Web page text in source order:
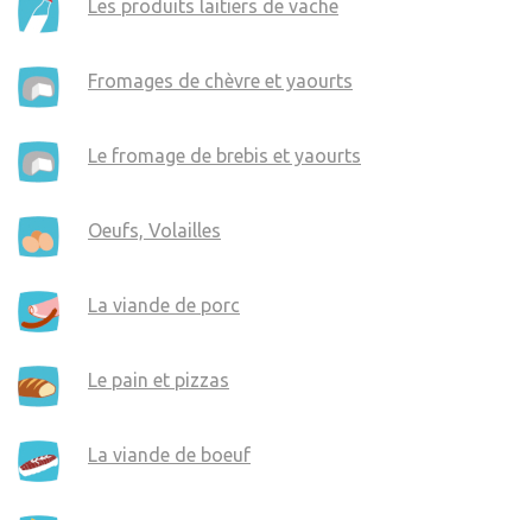
Les produits laitiers de vache
Fromages de chèvre et yaourts
Le fromage de brebis et yaourts
Oeufs, Volailles
La viande de porc
Le pain et pizzas
La viande de boeuf